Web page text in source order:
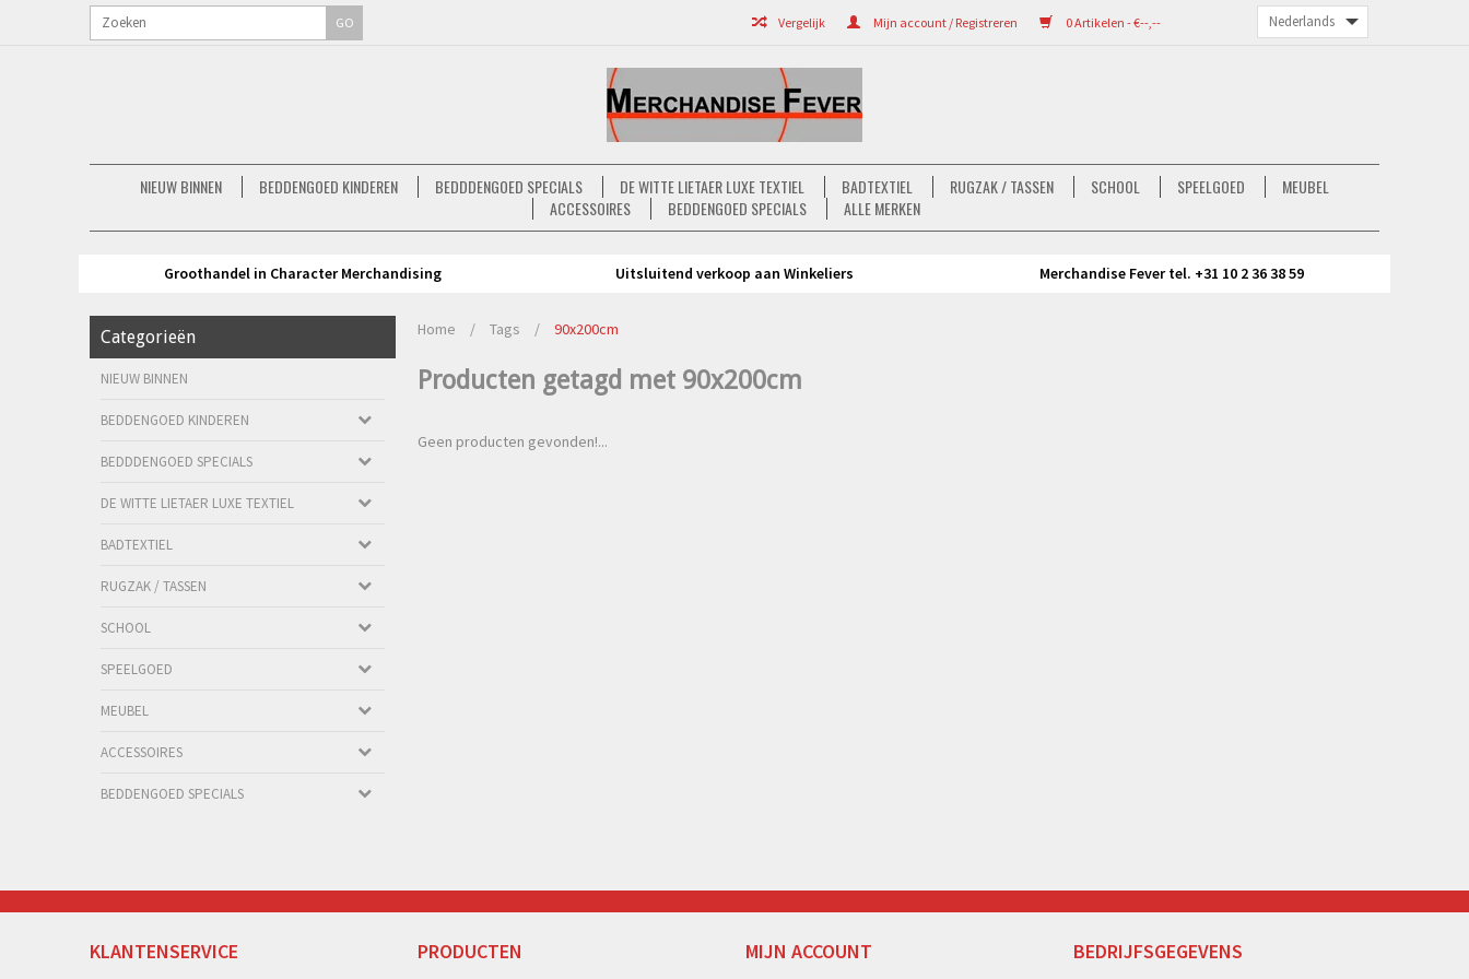
0 Artikelen - €--,--
Mijn account / Registreren
Vergelijk
GO
NIEUW BINNEN BEDDENGOED KINDEREN BEDDDENGOED SPECIALS DE WITTE LIETAER LUXE TEXTIEL BADTEXTIEL RUGZAK / TASSEN SCHOOL SPEELGOED
MEUBEL
ACCESSOIRES
BEDDENGOED SPECIALS ALLE MERKEN
Groothandel in Character Merchandising Uitsluitend verkoop aan Winkeliers Merchandise Fever tel. +31 10 2 36 38 59
Categorieën
NIEUW BINNEN
BEDDENGOED KINDEREN
BEDDDENGOED SPECIALS
DE WITTE LIETAER LUXE TEXTIEL
BADTEXTIEL
RUGZAK / TASSEN
SCHOOL
SPEELGOED
MEUBEL
ACCESSOIRES
BEDDENGOED SPECIALS
Home / Tags / 90x200cm
Producten getagd met 90x200cm
Geen producten gevonden!...
KLANTENSERVICE PRODUCTEN MIJN ACCOUNT BEDRIJFSGEGEVENS